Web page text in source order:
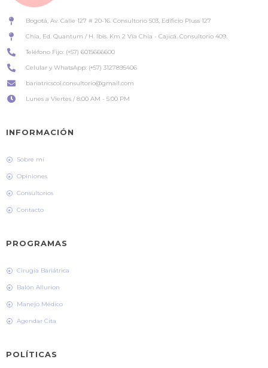
Bogotá, Av. Calle 127 # 20-16. Consultorio 503, Edificio Pluss 127
Chía, Ed. Quantum / H. Ibis. Km 2 Vía Chía - Cajicá. Consultorio 409.
Teléfono Fijo: (+57) 6015666600
Celular y WhatsApp: (+57) 3127895406
bariatricscol.consultorio@gmail.com
Lunes a Viertes / 8:00 AM - 5:00 PM
INFORMACIÓN
Sobre mí
Opiniones
Consultorios
Contacto
PROGRAMAS
Cirugía Bariátrica
Balón Allurion
Manejo Médico
Agendar Cita
POLÍTICAS